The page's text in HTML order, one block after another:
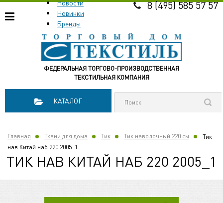
ФЕДЕРАЛЬНАЯ ТОРГОВО-ПРОИЗВОДСТВЕННАЯ
ТЕКСТИЛЬНАЯ КОМПАНИЯ
Новости
Новинки
Бренды
8 (495) 585 57 57
КАТАЛОГ
Главная Ткани для дома Тик Тик наволочный 220 см
Тик
нав Китай наб 220 2005_1
ТИК НАВ КИТАЙ НАБ 220 2005_1